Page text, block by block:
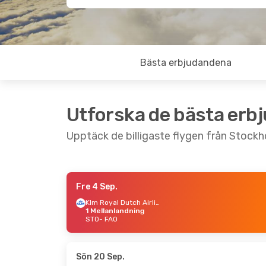
Bästa erbjudandena
Utforska de bästa
Upptäck de billigaste flygen från
- Ons 26 Aug.
Klm Royal Dutch Airlines
Fre 4 Sep.
Klm Royal Dutch Airlines
1 Mellanlandning
STO- FAO
Sön 20 Sep.